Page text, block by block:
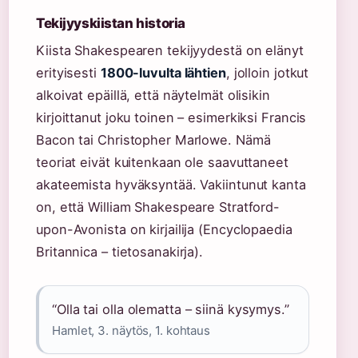
Tekijyyskiistan historia
Kiista Shakespearen tekijyydestä on elänyt
erityisesti 1800-luvulta lähtien, jolloin jotkut
alkoivat epäillä, että näytelmät olisikin
kirjoittanut joku toinen – esimerkiksi Francis
Bacon tai Christopher Marlowe. Nämä
teoriat eivät kuitenkaan ole saavuttaneet
akateemista hyväksyntää. Vakiintunut kanta
on, että William Shakespeare Stratford-
upon-Avonista on kirjailija (Encyclopaedia
Britannica – tietosanakirja).
“Olla tai olla olematta – siinä kysymys.”
Hamlet, 3. näytös, 1. kohtaus